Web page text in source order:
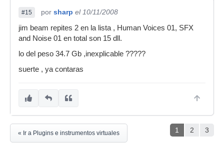
#15 por sharp el 10/11/2008
jim beam repites 2 en la lista , Human Voices 01, SFX
and Noise 01 en total son 15 dll.
lo del peso 34.7 Gb ,inexplicable ?????
suerte , ya contaras
1 2 3
« Ir a Plugins e instrumentos virtuales